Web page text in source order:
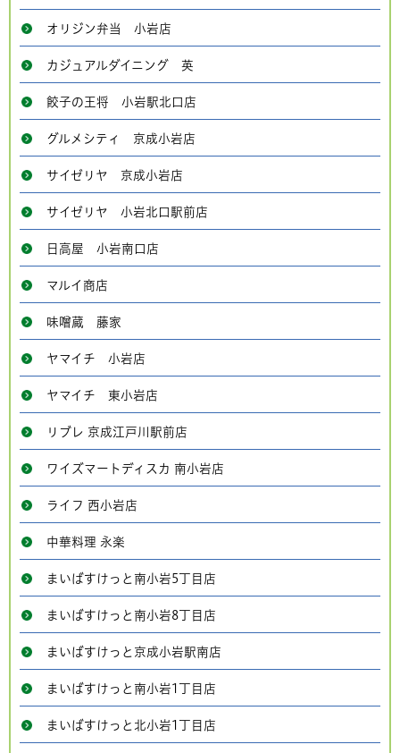
オリジン弁当 小岩店
カジュアルダイニング 英
餃子の王将 小岩駅北口店
グルメシティ 京成小岩店
サイゼリヤ 京成小岩店
サイゼリヤ 小岩北口駅前店
日高屋 小岩南口店
マルイ商店
味噌蔵 藤家
ヤマイチ 小岩店
ヤマイチ 東小岩店
リブレ 京成江戸川駅前店
ワイズマートディスカ 南小岩店
ライフ 西小岩店
中華料理 永楽
まいばすけっと南小岩5丁目店
まいばすけっと南小岩8丁目店
まいばすけっと京成小岩駅南店
まいばすけっと南小岩1丁目店
まいばすけっと北小岩1丁目店